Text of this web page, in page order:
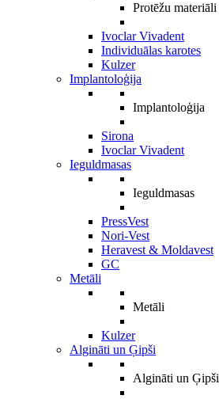
Protēžu materiāli
Ivoclar Vivadent
Individuālas karotes
Kulzer
Implantoloģija
Implantoloģija
Sirona
Ivoclar Vivadent
Ieguldmasas
Ieguldmasas
PressVest
Nori-Vest
Heravest & Moldavest
GC
Metāli
Metāli
Kulzer
Algināti un Ģipši
Algināti un Ģipši